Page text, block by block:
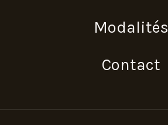
Modalités
Contact